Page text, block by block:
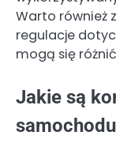
Warto również
regulacje
mogą się
Jakie są